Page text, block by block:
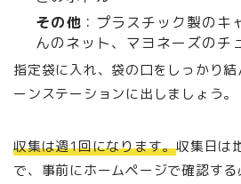
その他 ：プラスチック製の
んのネット、マヨネーズのチ
指定袋に入れ、袋の口をしっかり
ーンステーションに出しましょう。
収集は週1回になります。収集日は
で、事前にホームページで確認す